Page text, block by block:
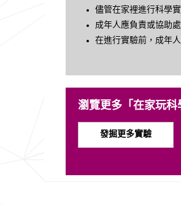
儘管在家裡進行科學
成年人應負責或協助
在進行實驗前，成年
瀏覽更多「在家玩科
發掘更多實驗